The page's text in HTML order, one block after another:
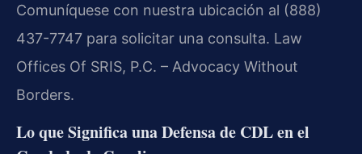
Comuníquese con nuestra ubicación al (888)
437-7747 para solicitar una consulta. Law
Offices Of SRIS, P.C. – Advocacy Without
Borders.
Lo que Significa una Defensa de CDL en el